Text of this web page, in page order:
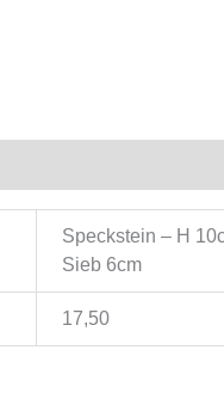
Speckstein – H
Sieb 6cm
17,50